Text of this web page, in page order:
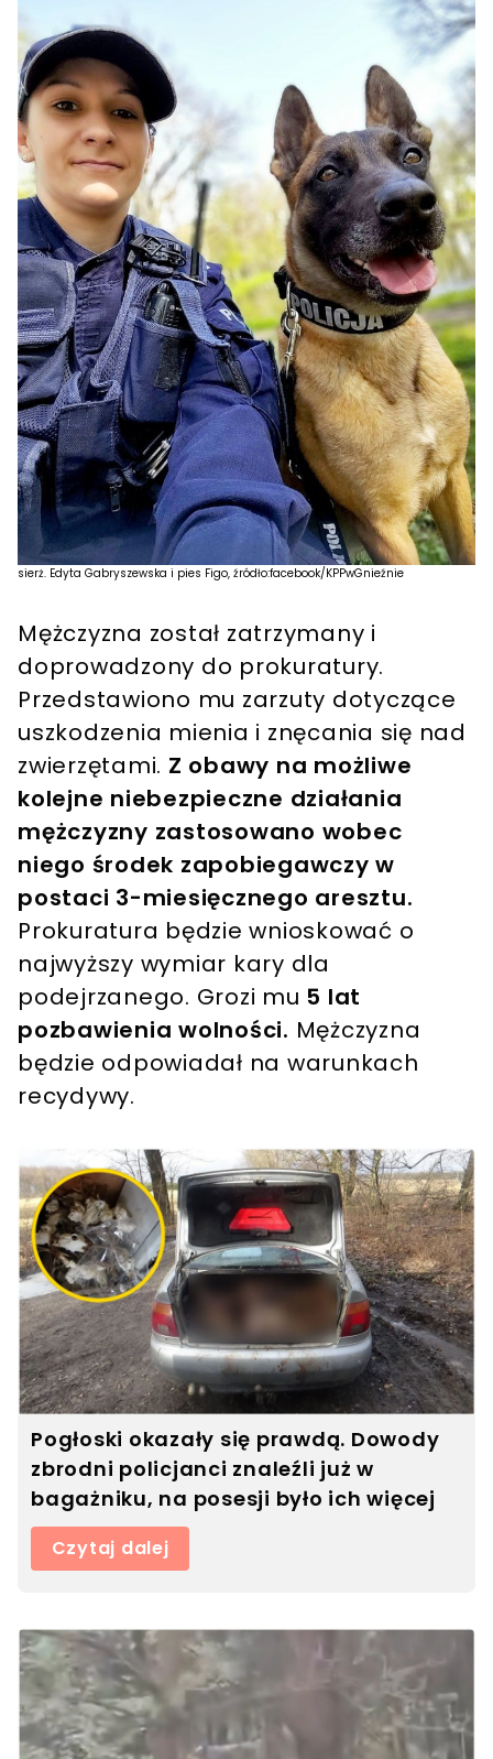
sierż. Edyta Gabryszewska i pies Figo, źródło:facebook/KPPwGnieźnie
Mężczyzna został zatrzymany i
doprowadzony do prokuratury.
Przedstawiono mu zarzuty dotyczące
uszkodzenia mienia i znęcania się nad
zwierzętami. Z obawy na możliwe
kolejne niebezpieczne działania
mężczyzny zastosowano wobec
niego środek zapobiegawczy w
postaci 3-miesięcznego aresztu.
Prokuratura będzie wnioskować o
najwyższy wymiar kary dla
podejrzanego. Grozi mu 5 lat
pozbawienia wolności. Mężczyzna
będzie odpowiadał na warunkach
recydywy.
Pogłoski okazały się prawdą. Dowody
zbrodni policjanci znaleźli już w
bagażniku, na posesji było ich więcej
Czytaj dalej